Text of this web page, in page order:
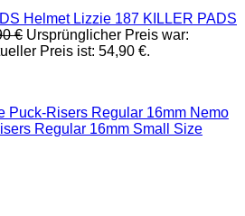
187 KILLER PADS
€ Ursprünglicher Preis war:
Preis ist: 54,90 €.
Nemo
Regular 16mm Small Size